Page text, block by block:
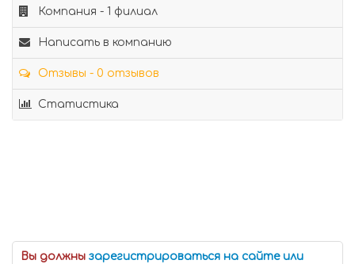
Компания - 1 филиал
Написать в компанию
Отзывы - 0 отзывов
Статистика
Вы должны зарегистрироваться на сайте или